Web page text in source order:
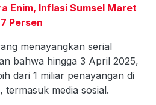
Enim, Inflasi Sumsel Maret
Persen
menayangkan serial
bahwa hingga 3 April 2025,
dari 1 miliar penayangan di
media sosial.